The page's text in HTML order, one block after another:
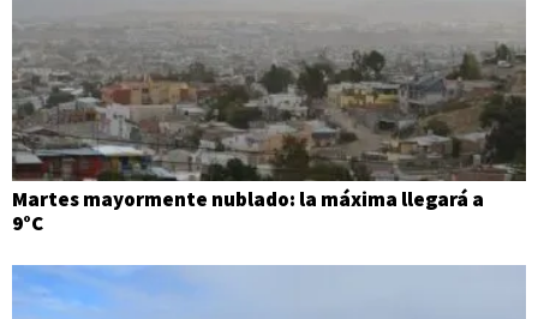
Martes mayormente nublado: la máxima llegará a
9°C